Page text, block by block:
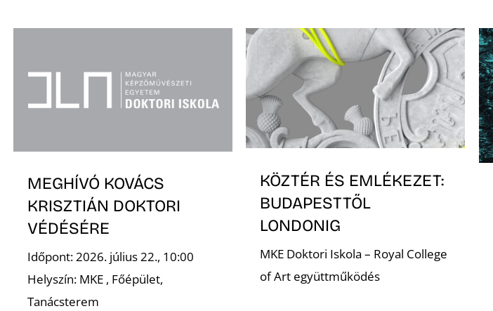
MEGHÍVÓ KOVÁCS
KRISZTIÁN DOKTORI
VÉDÉSÉRE
Időpont: 2026. július 22., 10:00
Helyszín: MKE , Főépület,
Tanácsterem
KÖZTÉR ÉS EMLÉKEZET:
BUDAPESTTŐL
LONDONIG
MKE Doktori Iskola – Royal College
of Art együttműködés